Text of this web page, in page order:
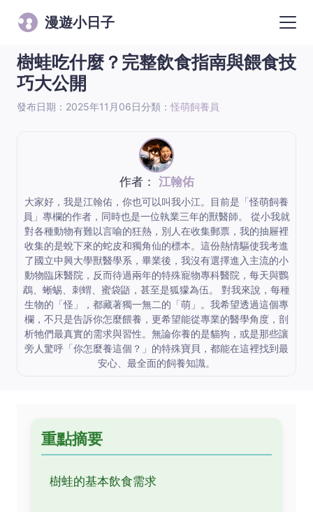
漫遊小日子
樹蛙吃什麼？完整飲食指南與餵食技
巧大公開
發布日期：2025年11月06日分類： 怪萌飼養員
作者： 江翰佑
大家好，我是江翰佑，你也可以叫我小江。目前是「怪萌飼養
員」專欄的作者，同時也是一位執業三年的獸醫師。 從小我就
對各種動物有難以言喻的狂熱，別人在收集郵票，我的抽屜裡
收集的是蛻下來的蛇皮和獨角仙的標本。這份熱情驅使我考進
了國立中興大學獸醫學系，畢業後，我沒有選擇進入主流的小
動物臨床醫院，反而待過兩年的特殊寵物專科醫院，每天與鸚
鵡、蜥蜴、刺蝟、蜜袋鼯，甚至是狐獴為伍。 對我來說，每種
生物的「怪」，都藏著獨一無二的「萌」。我希望透過這個專
欄，不只是告訴你怎麼餵養，更希望能從專業的醫學角度，剖
析牠們最真實的需求與習性。無論你養的是貓狗，或是那些讓
旁人驚呼「你怎麼養這個？」的特殊寶貝，都能在這裡找到最
安心、最全面的飼養知識。
重點摘要
樹蛙的基本飲食需求